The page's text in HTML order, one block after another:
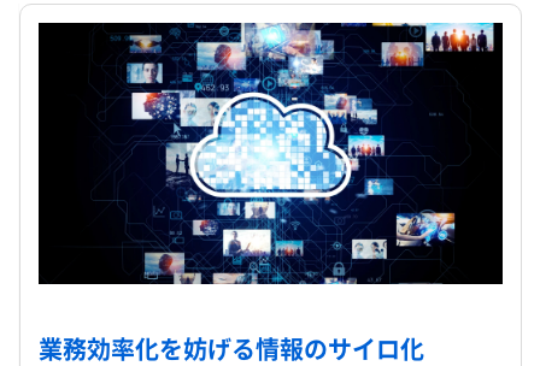
業務効率化を妨げる情報のサイロ化